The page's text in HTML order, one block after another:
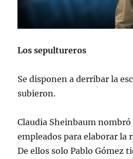
Los sepultureros
Se disponen a derribar la
subieron.
Claudia Sheinbaum
empleados para elaborar la
De ellos solo Pablo Gómez